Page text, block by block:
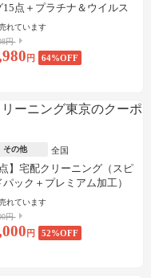
15点＋プラチナ＆ウイルス
れています
円
円 64%OFF
その他 全国
点】宅配クリーニング（スピ
パック＋プレミアム加工）
れています
円
円 52%OFF